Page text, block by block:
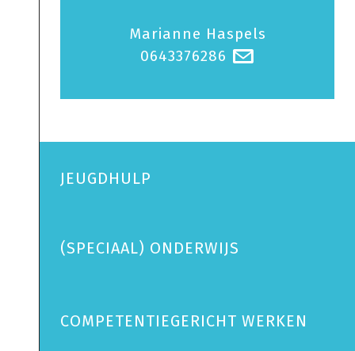
Marianne Haspels
0643376286 @
JEUGDHULP
(SPECIAAL) ONDERWIJS
COMPETENTIEGERICHT WERKEN